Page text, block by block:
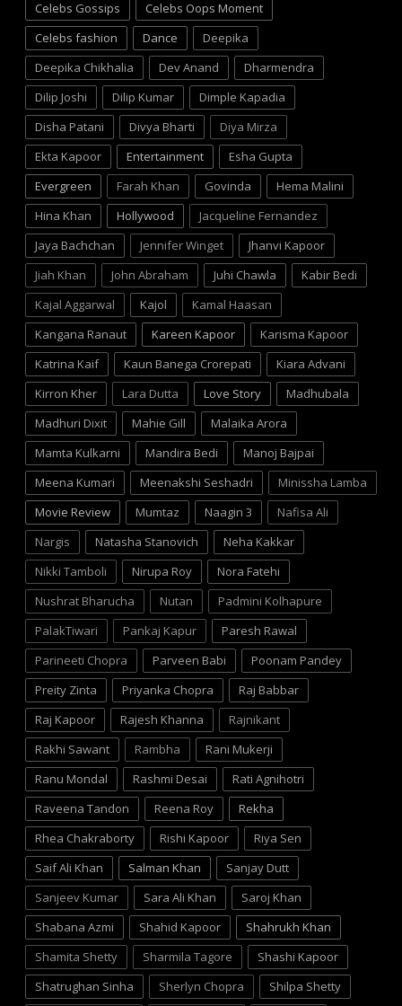
Celebs Gossips
Celebs Oops Moment
Celebs fashion
Dance
Deepika
Deepika Chikhalia
Dev Anand
Dharmendra
Dilip Joshi
Dilip Kumar
Dimple Kapadia
Disha Patani
Divya Bharti
Diya Mirza
Ekta Kapoor
Entertainment
Esha Gupta
Evergreen
Farah Khan Govinda
Hema Malini
Hina Khan
Hollywood
Jacqueline Fernandez
Jaya Bachchan
Jennifer Winget
Jhanvi Kapoor
Jiah Khan
John Abraham Juhi Chawla
Kabir Bedi
Kajal Aggarwal
Kajol
Kamal Haasan
Kangana Ranaut
Kareen Kapoor
Karisma Kapoor
Katrina Kaif
Kaun Banega Crorepati
Kiara Advani
Kirron Kher
Lara Dutta Love Story
Madhubala
Madhuri Dixit
Mahie Gill
Malaika Arora
Mamta Kulkarni
Mandira Bedi
Manoj Bajpai
Meena Kumari
Meenakshi Seshadri
Minissha Lamba
Movie Review
Mumtaz Naagin 3
Nafisa Ali
Nargis
Natasha Stanovich
Neha Kakkar
Nikki Tamboli
Nirupa Roy
Nora Fatehi
Nushrat Bharucha
Nutan
Padmini Kolhapure
PalakTiwari
Pankaj Kapur
Paresh Rawal
Parineeti Chopra
Parveen Babi
Poonam Pandey
Preity Zinta
Priyanka Chopra
Raj Babbar
Raj Kapoor
Rajesh Khanna
Rajnikant
Rakhi Sawant
Rambha
Rani Mukerji
Ranu Mondal
Rashmi Desai
Rati Agnihotri
Raveena Tandon
Reena Roy
Rekha
Rhea Chakraborty
Rishi Kapoor
Riya Sen
Saif Ali Khan
Salman Khan
Sanjay Dutt
Sanjeev Kumar
Sara Ali Khan
Saroj Khan
Shabana Azmi
Shahid Kapoor
Shahrukh Khan
Shamita Shetty
Sharmila Tagore
Shashi Kapoor
Shatrughan Sinha
Sherlyn Chopra
Shilpa Shetty